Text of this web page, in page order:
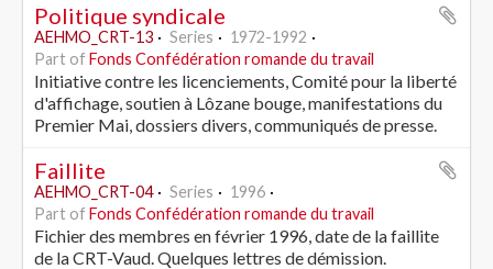
Politique syndicale
AEHMO_CRT-13 Series
1972-1992
Part ofFonds Confédération romande du travail
Initiative contre les licenciements, Comité pour la liberté
d'affichage, soutien à Lôzane bouge, manifestations du
Premier Mai, dossiers divers, communiqués de presse.
Faillite
AEHMO_CRT-04 Series
1996
Part ofFonds Confédération romande du travail
Fichier des membres en février 1996, date de la faillite
de la CRT-Vaud. Quelques lettres de démission.